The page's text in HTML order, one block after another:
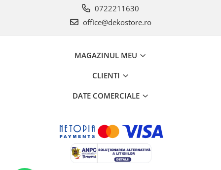
0722211630
office@dekostore.ro
MAGAZINUL MEU
CLIENTI
DATE COMERCIALE